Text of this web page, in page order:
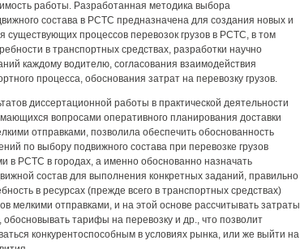
работы. Разработанная методика выбора
состава в РСТС предназначена для создания новых и
существующих процессов перевозок грузов в РСТС, в том
в транспортных средствах, разработки научно
каждому водителю, согласования взаимодействия
процесса, обоснования затрат на перевозку грузов.
диссертационной работы в практической деятельности
вопросами оперативного планирования доставки
отправками, позволила обеспечить обоснованность
по выбору подвижного состава при перевозке грузов
в РСТС в городах, а именно обоснованно назначать
состав для выполнения конкретных заданий, правильно
в ресурсах (прежде всего в транспортных средствах)
мелкими отправками, и на этой основе рассчитывать затраты
обосновывать тарифы на перевозку и др., что позволит
конкурентоспособным в условиях рынка, или же выйти на